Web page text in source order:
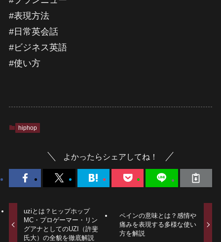
#表現方法
#日常英会話
#ビジネス英語
#使い方
hiphop
よかったらシェアしてね！
uziとは？ヒップホップ
MC・プロゲーマー・リン
グアナとしてのUZI（許斐
氏大）の全貌を徹底解説
ペインの意味とは？感情や
痛みを表現する多様な使い
方を解説